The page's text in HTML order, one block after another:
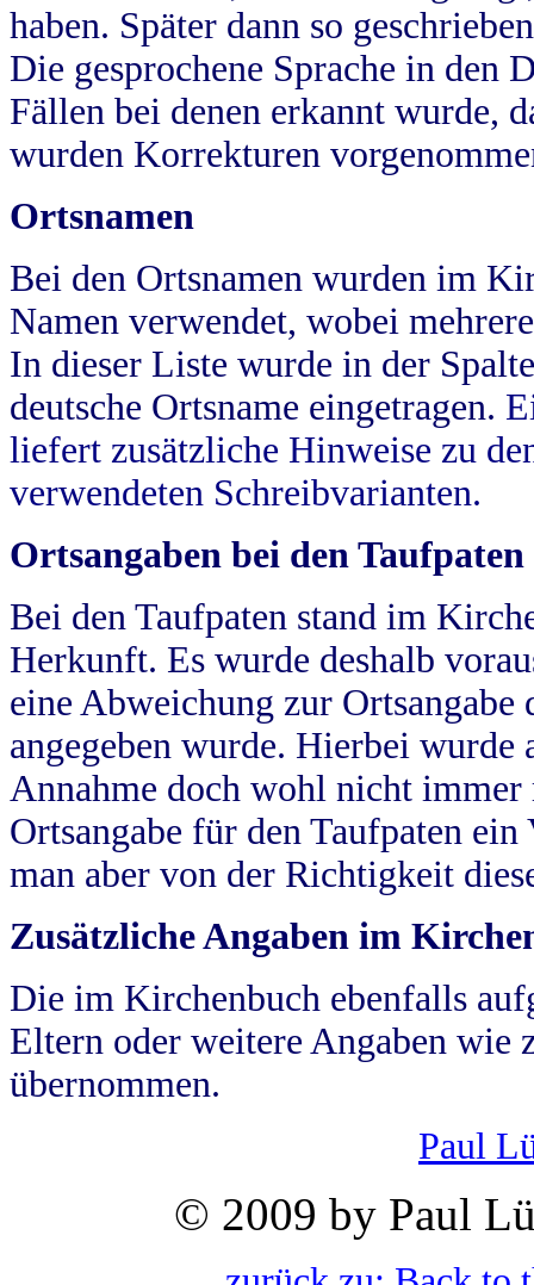
haben. Später dann so
Die gesprochene Sprache in
Fällen bei denen erkannt wurde,
wurden Korrekturen
Ortsnamen
Bei den Ortsnamen wurden im
Namen verwendet, wobei
In dieser Liste wurde in der
deutsche Ortsname eingetragen.
liefert zusätzliche Hinweise zu
verwendeten Schreibvarianten.
Ortsangaben bei den Taufpaten
Bei den Taufpaten stand im
Herkunft. Es wurde deshalb
eine Abweichung zur
angegeben wurde. Hierbei wurde
Annahme doch wohl nicht
Ortsangabe für den Taufpaten
man aber von der Richtigkeit
Zusätzliche Angaben im
Die im Kirchenbuch ebenfalls
Eltern oder weitere Angaben wie
übernommen.
Paul
© 2009 by Paul